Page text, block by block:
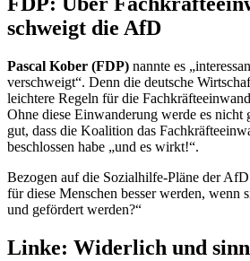
schweigt die AfD
Pascal Kober (FDP) nannte es
verschweigt“. Denn die deutsche
leichtere Regeln für die
Ohne diese Einwanderung werde es nicht
gut, dass die Koalition das
beschlossen habe „und es wirkt!“.
Bezogen auf die Sozialhilfe-Pläne der
für diese Menschen besser werden, wenn
und gefördert werden?“
Linke: Widerlich und